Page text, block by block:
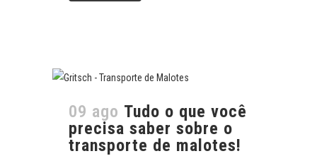
09 ago Tudo o que você
precisa saber sobre o
transporte de malotes!